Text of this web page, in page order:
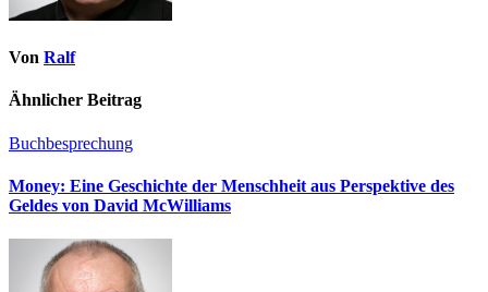
Von Ralf
Ähnlicher Beitrag
Buchbesprechung
Money: Eine Geschichte der Menschheit aus Perspektive des
Geldes von David McWilliams